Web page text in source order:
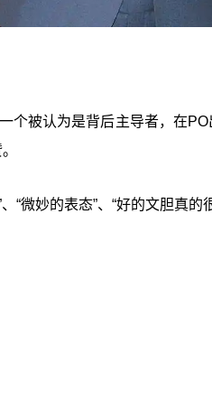
个被认为是背后主导者，在
微妙的表态”、“好的文胆真的